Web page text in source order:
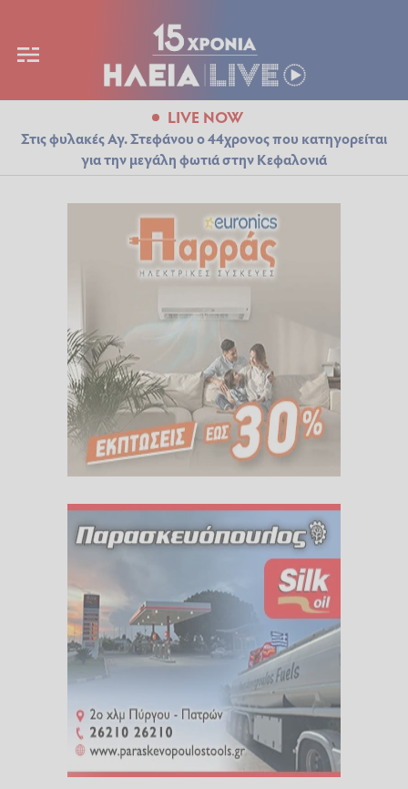
LIVE NOW
Στις φυλακές Αγ. Στεφάνου ο 44χρονος που κατηγορείται
για την μεγάλη φωτιά στην Κεφαλονιά